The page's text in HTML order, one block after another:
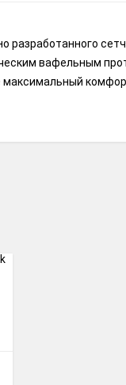
разработанного
вафельным
максимальный